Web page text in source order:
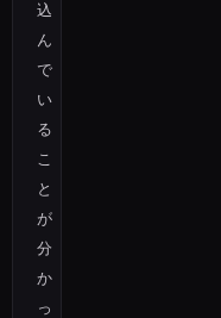
込
ん
で
い
る
こ
と
が
分
か
っ